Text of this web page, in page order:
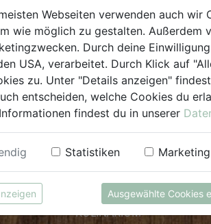
KULINARIUM
Webseiten verwenden auch wir
wie möglich zu gestalten. Außerdem
Durch deine
USA, verarbeitet. Durch Klick auf
zu. Unter "Details anzeigen"
entscheiden, welche Cookies du
findest du in unserer
Statistiken Marketing
Ausgewählte Cookies